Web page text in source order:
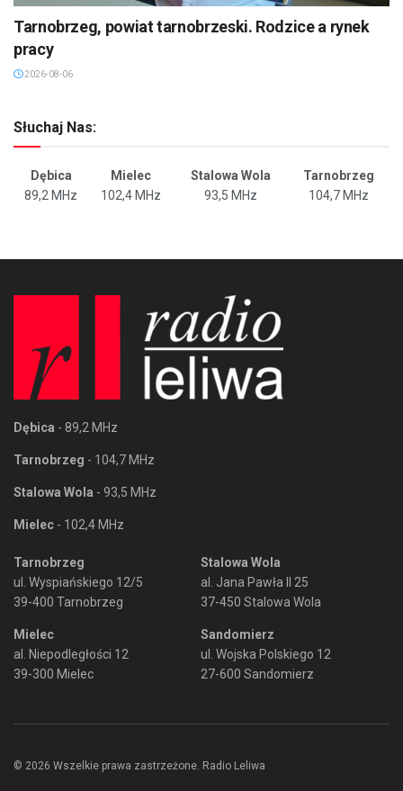
Tarnobrzeg, powiat tarnobrzeski. Rodzice a rynek
pracy
2026-08-06
Słuchaj Nas:
Dębica Mielec Stalowa Wola
Tarnobrzeg
89,2 MHz
102,4 MHz 93,5 MHz 104,7 MHz
Dębica - 89,2 MHz
Tarnobrzeg - 104,7 MHz
Stalowa Wola - 93,5 MHz
Mielec - 102,4 MHz
Tarnobrzeg
ul. Wyspiańskiego 12/5
39-400 Tarnobrzeg
Mielec
al. Niepodległości 12
39-300 Mielec
Stalowa Wola
al. Jana Pawła II 25
37-450 Stalowa Wola
Sandomierz
ul. Wojska Polskiego 12
27-600 Sandomierz
© 2026 Wszelkie prawa zastrzeżone. Radio Leliwa